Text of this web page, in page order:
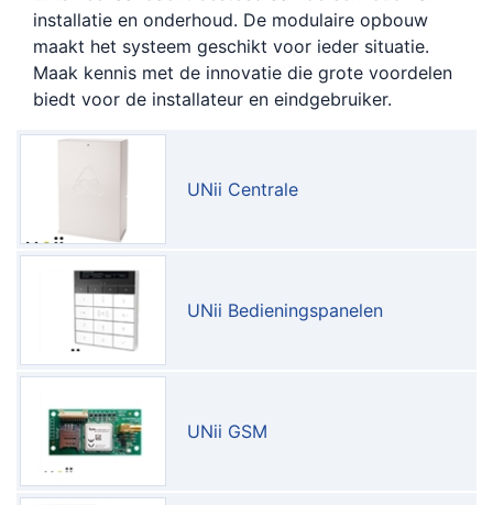
installatie en onderhoud. De modulaire opbouw
maakt het systeem geschikt voor ieder situatie.
Maak kennis met de innovatie die grote voordelen
biedt voor de installateur en eindgebruiker.
UNii Centrale
UNii Bedieningspanelen
UNii GSM